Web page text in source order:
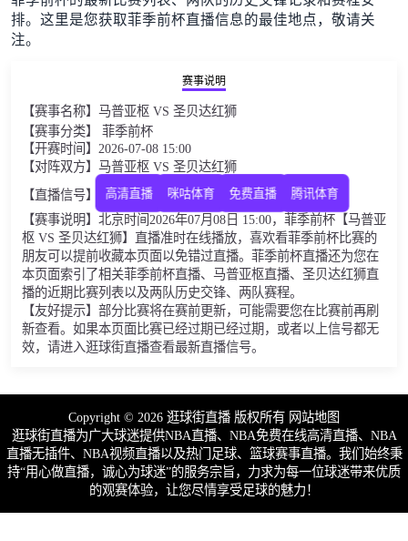
排。这里是您获取菲季前杯直播信息的最佳地点，敬请关
注。
赛事说明
【赛事名称】马普亚枢 VS 圣贝达红狮
【赛事分类】 菲季前杯
【开赛时间】2026-07-08 15:00
【对阵双方】马普亚枢 VS 圣贝达红狮
【直播信号】
高清直播 咪咕体育 免费直播 腾讯体育
【赛事说明】北京时间2026年07月08日 15:00，菲季前杯【马普亚
枢 VS 圣贝达红狮】直播准时在线播放，喜欢看菲季前杯比赛的
朋友可以提前收藏本页面以免错过直播。菲季前杯直播还为您在
本页面索引了相关菲季前杯直播、马普亚枢直播、圣贝达红狮直
播的近期比赛列表以及两队历史交锋、两队赛程。
【友好提示】部分比赛将在赛前更新，可能需要您在比赛前再刷
新查看。如果本页面比赛已经过期已经过期，或者以上信号都无
效，请进入逛球街直播查看最新直播信号。
Copyright © 2026 逛球街直播 版权所有 网站地图
逛球街直播为广大球迷提供NBA直播、NBA免费在线高清直播、NBA
直播无插件、NBA视频直播以及热门足球、篮球赛事直播。我们始终秉
持“用心做直播，诚心为球迷”的服务宗旨，力求为每一位球迷带来优质
的观赛体验，让您尽情享受足球的魅力！